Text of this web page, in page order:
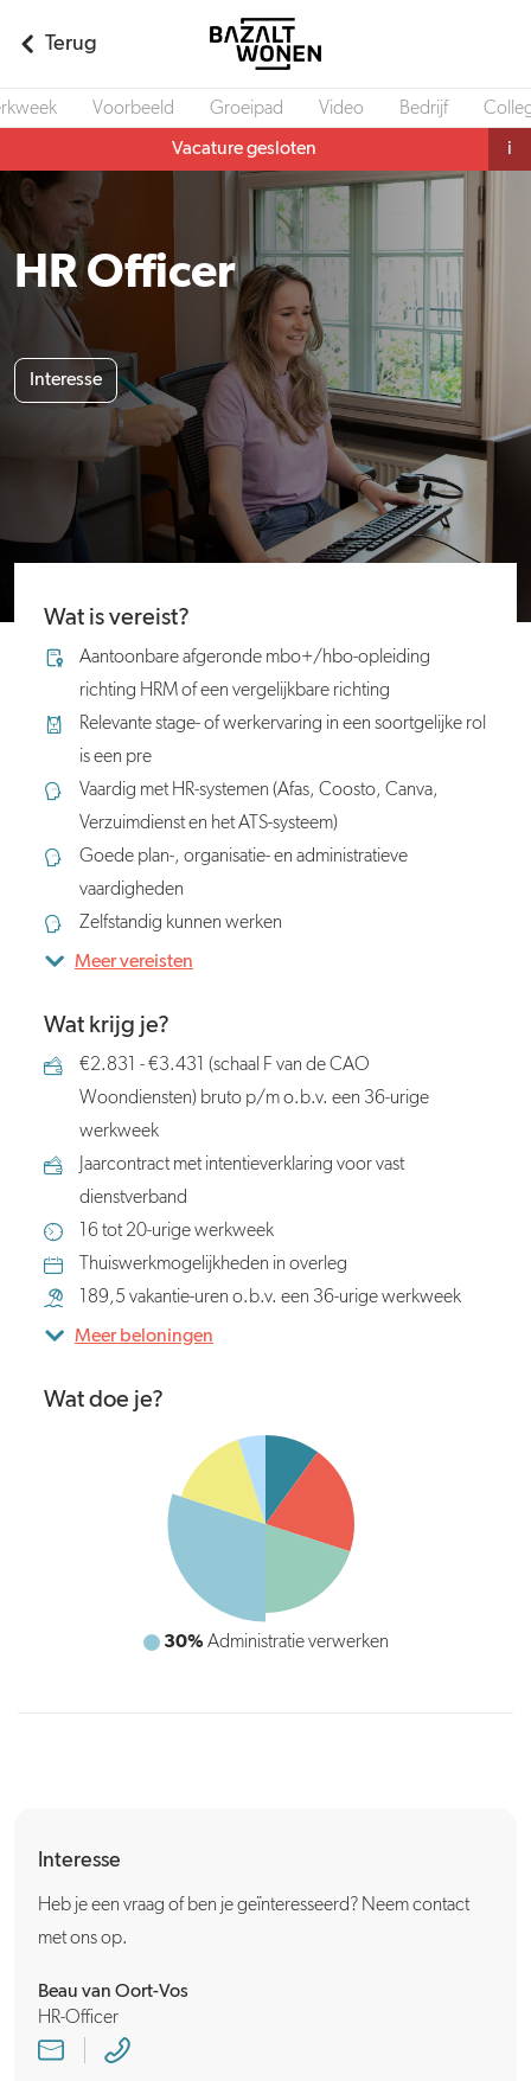
Terug
Voorbeeld Groeipad Video Bedrijf
Vacature gesloten i
HR Officer
Interesse
Wat is vereist?
Aantoonbare afgeronde mbo+/hbo-opleiding
richting HRM of een vergelijkbare richting
Relevante stage- of werkervaring in een soortgelijke rol
is een pre
Vaardig met HR-systemen (Afas, Coosto, Canva,
Verzuimdienst en het ATS-systeem)
Goede plan-, organisatie- en administratieve
vaardigheden
Zelfstandig kunnen werken
Meer vereisten
Wat krijg je?
€2.831 - €3.431 (schaal F van de CAO
Woondiensten) bruto p/m o.b.v. een 36-urige
werkweek
Jaarcontract met intentieverklaring voor vast
dienstverband
16 tot 20-urige werkweek
Thuiswerkmogelijkheden in overleg
189,5 vakantie-uren o.b.v. een 36-urige werkweek
Meer beloningen
Wat doe je?
30% Administratie verwerken
Interesse
Heb je een vraag of ben je geïnteresseerd? Neem contact
met ons op.
Beau van Oort-Vos
HR-Officer